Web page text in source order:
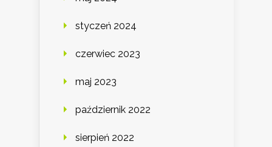
styczeń 2024
czerwiec 2023
maj 2023
październik 2022
sierpień 2022